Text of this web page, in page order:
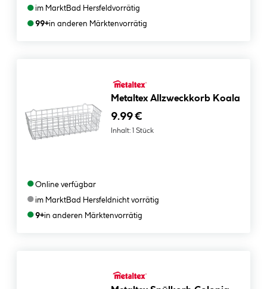
●im MarktBad Hersfeldvorrätig
●99+in anderen Märktenvorrätig
Metaltex Allzweckkorb Koala
9.99 €
Inhalt: 1 Stück
●Online verfügbar
●im MarktBad Hersfeldnicht vorrätig
●9+in anderen Märktenvorrätig